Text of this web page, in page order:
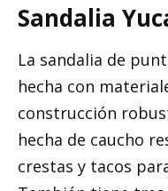
Sandalia
La sandalia de
hecha con
construcción
hecha de caucho
crestas y tacos